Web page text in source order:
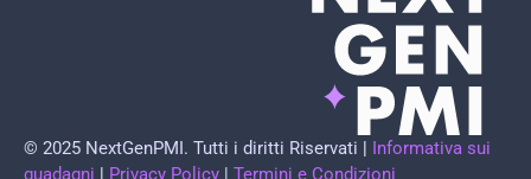
© 2025 NextGenPMI. Tutti i diritti Riservati
Informativa sui
guadagni
Privacy Policy Termini e Condizioni